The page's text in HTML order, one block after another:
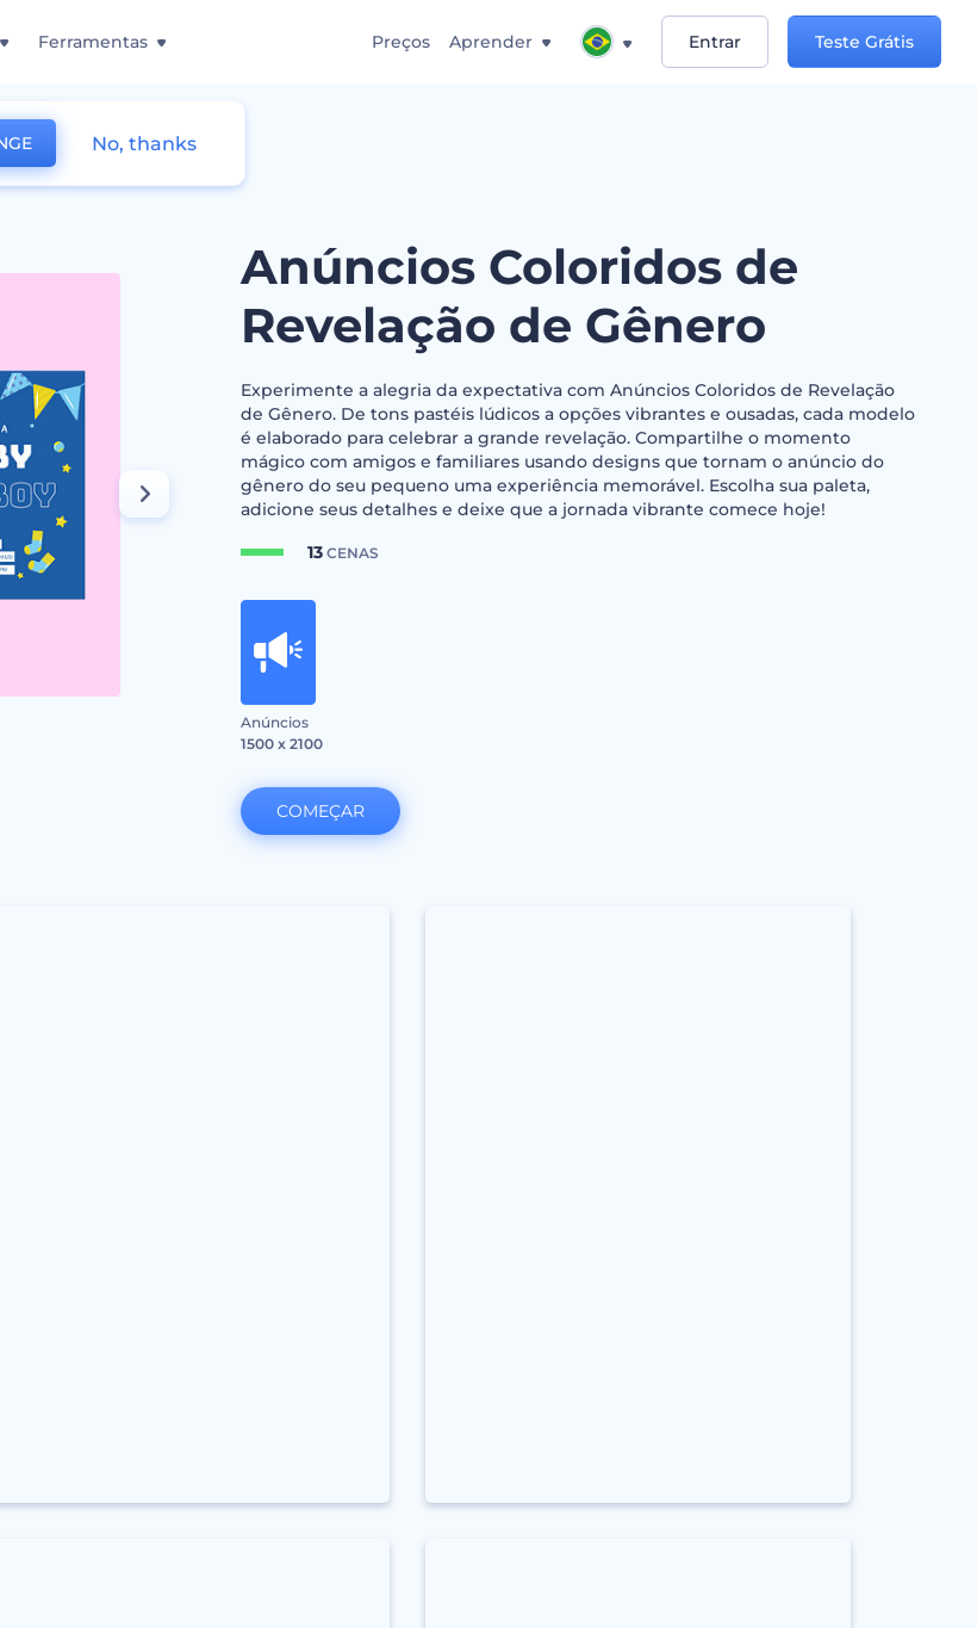
Ferramentas Preços Aprender Entrar Teste Grátis
de Gênero
Anúncios Coloridos de
Revelação de Gênero
Experimente a alegria da expectativa com Anúncios Coloridos de Revelação
de Gênero. De tons pastéis lúdicos a opções vibrantes e ousadas, cada modelo
é elaborado para celebrar a grande revelação. Compartilhe o momento
mágico com amigos e familiares usando designs que tornam o anúncio do
gênero do seu pequeno uma experiência memorável. Escolha sua paleta,
adicione seus detalhes e deixe que a jornada vibrante comece hoje!
13CENAS
Anúncios
1500 x 2100
COMEÇAR
No, thanks